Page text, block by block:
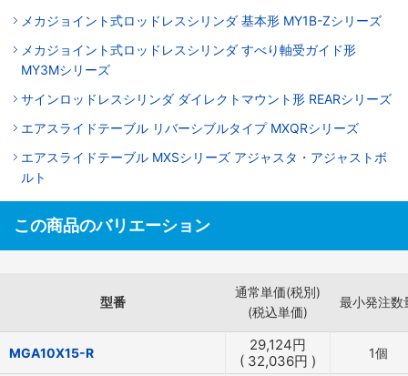
メカジョイント式ロッドレスシリンダ 基本形 MY1B-Zシリーズ
メカジョイント式ロッドレスシリンダ すべり軸受ガイド形
MY3Mシリーズ
サインロッドレスシリンダ ダイレクトマウント形 REARシリーズ
エアスライドテーブル リバーシブルタイプ MXQRシリーズ
エアスライドテーブル MXSシリーズ アジャスタ・アジャストボ
ルト
この商品のバリエーション
型番
通常単価(税別)
(税込単価)
最小発注数
MGA10X15-R 29,124円
( 32,036円 ) 1個